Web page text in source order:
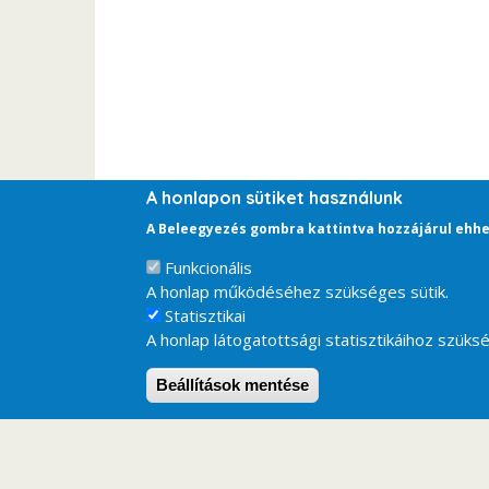
A honlapon sütiket használunk
A Beleegyezés gombra kattintva hozzájárul
Funkcionális
A honlap működéséhez szükséges sütik.
Statisztikai
A honlap látogatottsági statisztikáihoz
Beállítások mentése